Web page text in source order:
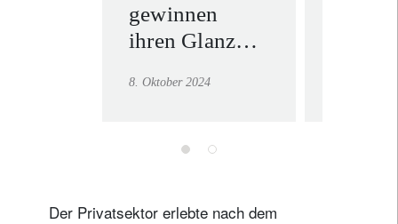
gewinnen
ihren Glanz
8. Oktober 2024
Der Privatsektor erlebte nach dem